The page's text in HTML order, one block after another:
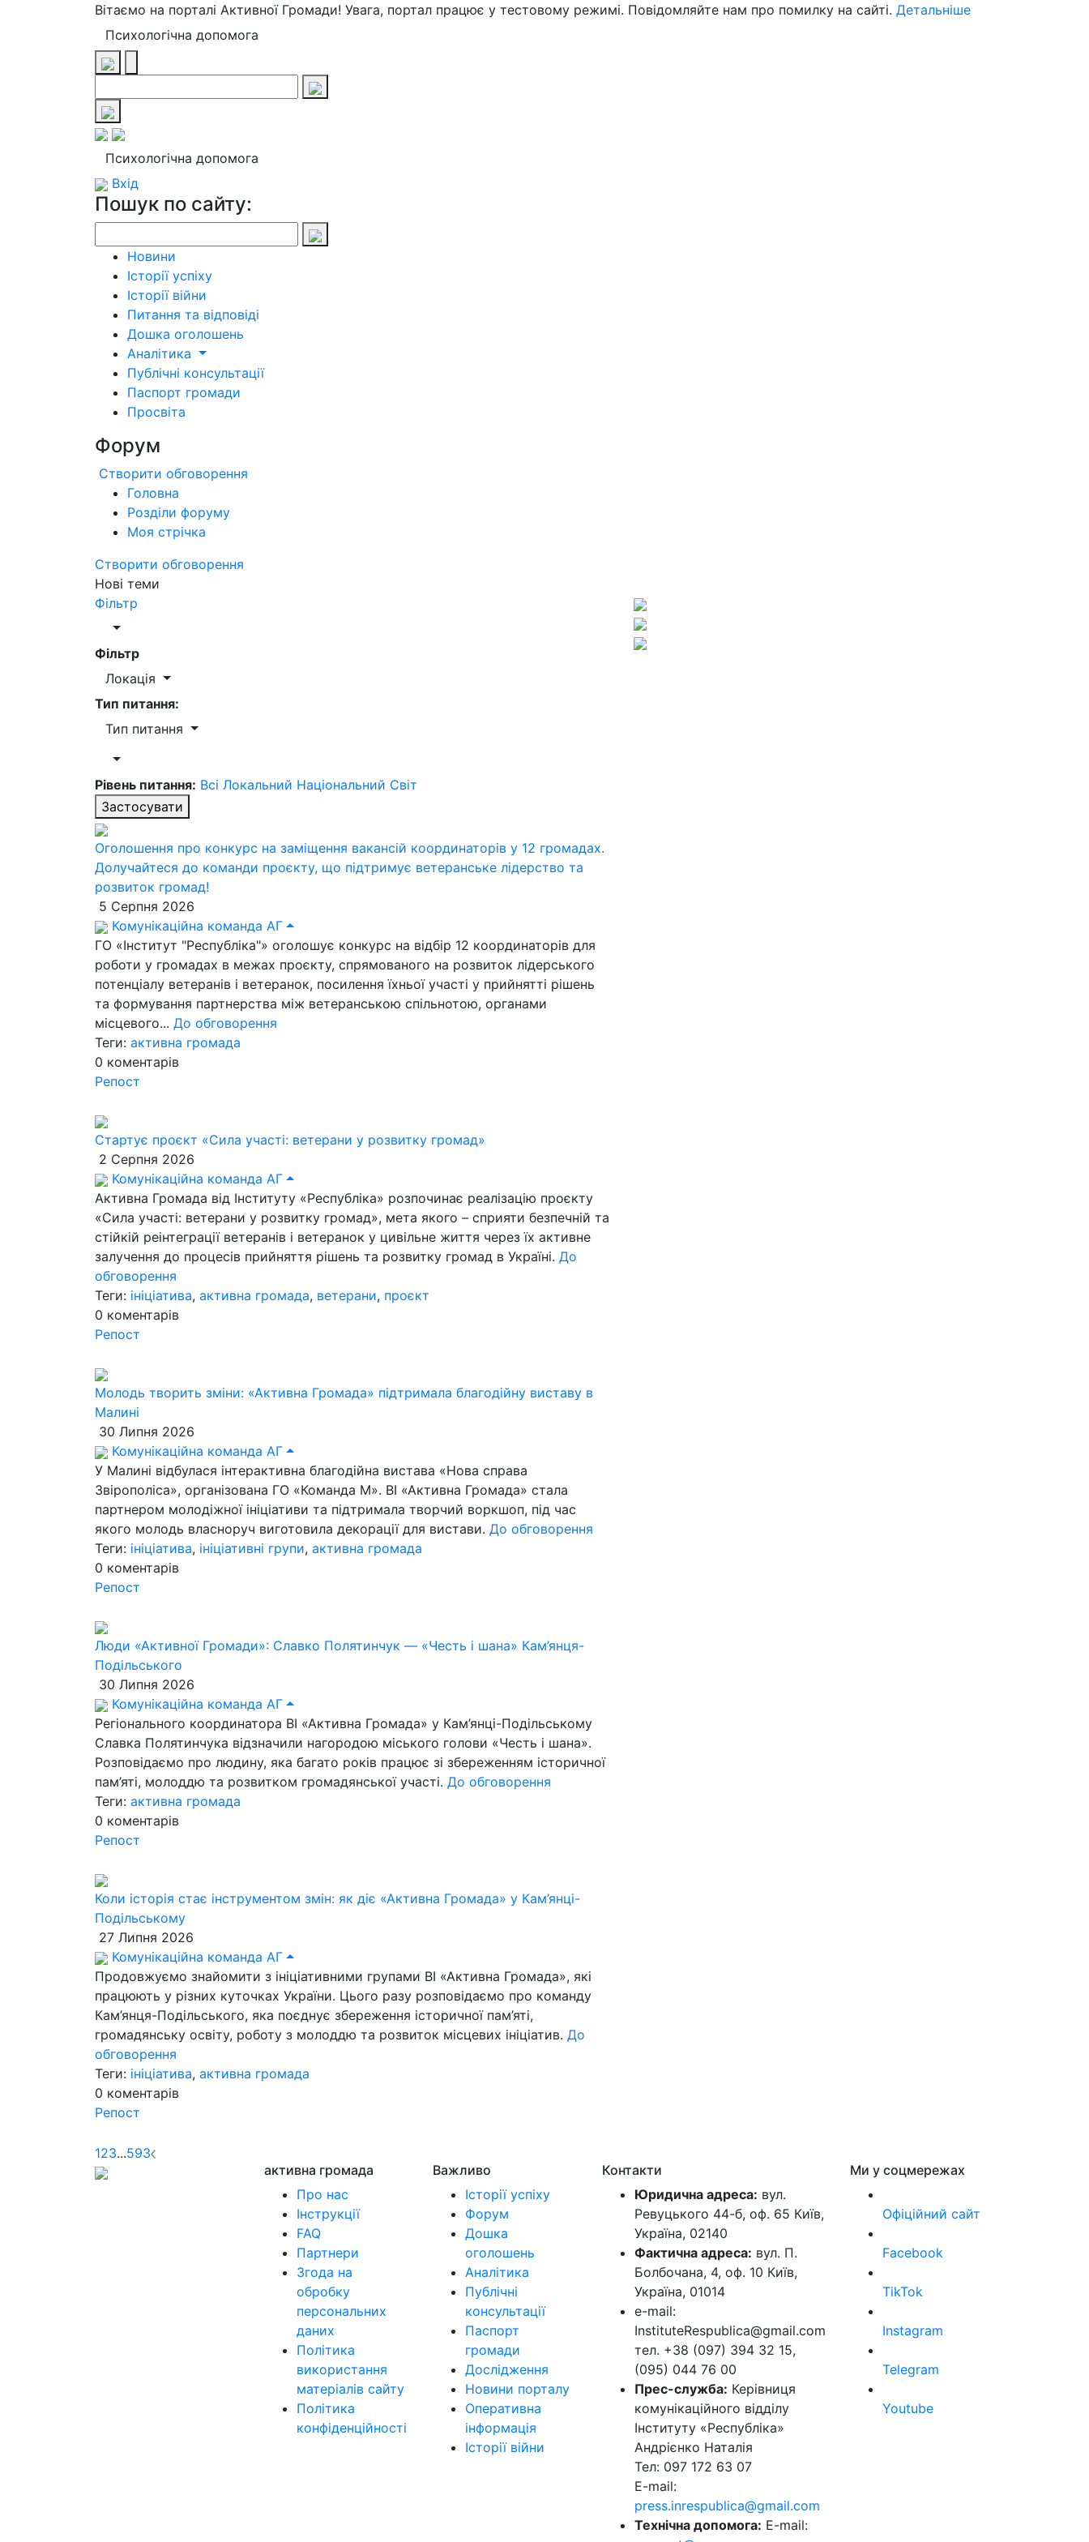
Вітаємо на порталі Активної Громади! Увага, портал працює у тестовому режимі. Повідомляйте нам про помилку на сайті. Детальніше
Психологічна допомога
Психологічна допомога
Вхід
Пошук по сайту:
Новини
Історії успіху
Історії війни
Питання та відповіді
Дошка оголошень
Аналітика
Публічні консультації
Паспорт громади
Просвіта
Форум
Створити обговорення
Головна
Розділи форуму
Моя стрічка
Створити обговорення
Нові теми
Фільтр
Фільтр
Локація
Тип питання:
Тип питання
Рівень питання: Всі Локальний Національний Світ
Застосувати
Оголошення про конкурс на заміщення вакансій координаторів у 12 громадах.
Долучайтеся до команди проєкту, що підтримує ветеранське лідерство та
розвиток громад!
5 Серпня 2026
Комунікаційна команда АГ
ГО «Інститут "Республіка"» оголошує конкурс на відбір 12 координаторів для
роботи у громадах в межах проєкту, спрямованого на розвиток лідерського
потенціалу ветеранів і ветеранок, посилення їхньої участі у прийнятті рішень
та формування партнерства між ветеранською спільнотою, органами
місцевого... До обговорення
Теги: активна громада
0 коментарів
Репост
Стартує проєкт «Сила участі: ветерани у розвитку громад»
2 Серпня 2026
Комунікаційна команда АГ
Активна Громада від Інституту «Республіка» розпочинає реалізацію проєкту
«Сила участі: ветерани у розвитку громад», мета якого – сприяти безпечній та
стійкій реінтеграції ветеранів і ветеранок у цивільне життя через їх активне
залучення до процесів прийняття рішень та розвитку громад в Україні. До
обговорення
Теги: ініціатива, активна громада, ветерани, проєкт
0 коментарів
Репост
Молодь творить зміни: «Активна Громада» підтримала благодійну виставу в
Малині
30 Липня 2026
Комунікаційна команда АГ
У Малині відбулася інтерактивна благодійна вистава «Нова справа
Звірополіса», організована ГО «Команда М». ВІ «Активна Громада» стала
партнером молодіжної ініціативи та підтримала творчий воркшоп, під час
якого молодь власноруч виготовила декорації для вистави. До обговорення
Теги: ініціатива, ініціативні групи, активна громада
0 коментарів
Репост
Люди «Активної Громади»: Славко Полятинчук — «Честь і шана» Кам’янця-
Подільського
30 Липня 2026
Комунікаційна команда АГ
Регіонального координатора ВІ «Активна Громада» у Кам’янці-Подільському
Славка Полятинчука відзначили нагородою міського голови «Честь і шана».
Розповідаємо про людину, яка багато років працює зі збереженням історичної
пам’яті, молоддю та розвитком громадянської участі. До обговорення
Теги: активна громада
0 коментарів
Репост
Коли історія стає інструментом змін: як діє «Активна Громада» у Кам’янці-
Подільському
27 Липня 2026
Комунікаційна команда АГ
Продовжуємо знайомити з ініціативними групами ВІ «Активна Громада», які
працюють у різних куточках України. Цього разу розповідаємо про команду
Кам’янця-Подільського, яка поєднує збереження історичної пам’яті,
громадянську освіту, роботу з молоддю та розвиток місцевих ініціатив. До
обговорення
Теги: ініціатива, активна громада
0 коментарів
Репост
123...593
активна громада
Про нас
Інструкції
FAQ
Партнери
Згода на
обробку
персональних
даних
Політика
використання
матеріалів сайту
Політика
конфіденційності
Важливо
Історії успіху
Форум
Дошка
оголошень
Аналітика
Публічні
консультації
Паспорт
громади
Дослідження
Новини порталу
Оперативна
інформація
Історії війни
Контакти
Юридична адреса: вул.
Ревуцького 44-б, оф. 65 Київ,
Україна, 02140
Фактична адреса: вул. П.
Болбочана, 4, оф. 10 Київ,
Україна, 01014
e-mail:
InstituteRespublica@gmail.com
тел. +38 (097) 394 32 15,
(095) 044 76 00
Прес-служба: Керівниця
комунікаційного відділу
Інституту «Республіка»
Андрієнко Наталія
Тел: 097 172 63 07
E-mail:
press.inrespublica@gmail.com
Технічна допомога: E-mail:
Ми у соцмережах
Офіційний сайт
Facebook
TikTok
Instagram
Telegram
Youtube